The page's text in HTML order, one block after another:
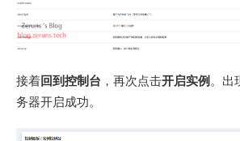
接着回到控制台 ，再次点击开启实例。出
务器开启成功。